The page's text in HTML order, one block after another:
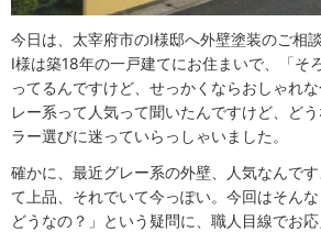
今日は、太宰府市のI様邸へ外壁塗装のご相
I様は築18年の一戸建てにお住まいで、「そ
ってるんですけど、せっかくならおしゃれ
レー系って人気って聞いたんですけど、ど
ラー選びに迷っていらっしゃいました。
確かに、最近グレー系の外壁、人気なんで
て上品、それでいて今っぽい。今回はそん
どうなの？」という疑問に、職人目線でお応